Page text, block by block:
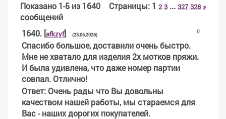
Страницы: 1 2 3 ... 327 328 »
Показано 1-5 из 1640
сообщений
0
1640. [afkzyf] (23.06.2026)
Спасибо большое, доставили очень быстро.
Мне не хватало для изделия 2х мотков пряжи.
И была удивлена, что даже номер партии
совпал. Отлично!
Ответ: Очень рады что Вы довольны
качеством нашей работы, мы стараемся для
Вас - наших дорогих покупателей.